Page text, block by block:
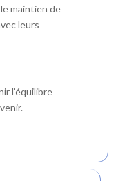
maintien de
leurs
l’équilibre